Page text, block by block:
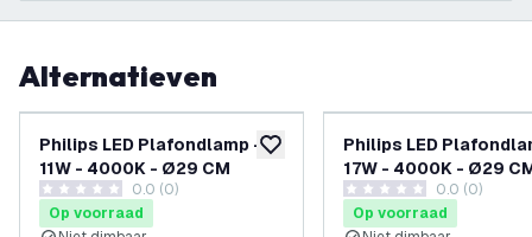
Alternatieven
toevoegen aan verlanglijst
Philips LED Plafondlamp -
11W - 4000K - Ø29 CM
0 score sterren0.0 (0)
Op voorraad
Philips LED
17W - 4000K - Ø29
0 score sterren0.0 (0)
Op voorraad